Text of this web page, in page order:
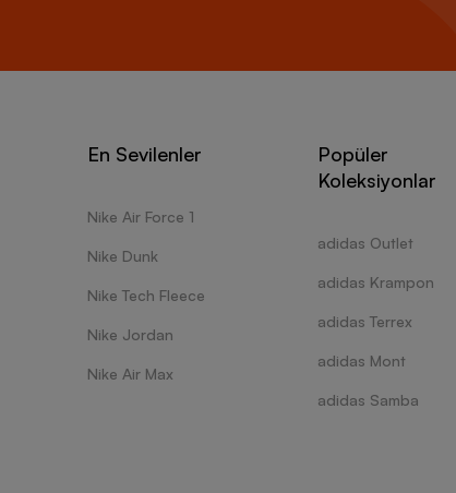
En Sevilenler
Nike Air Force 1
Nike Dunk
Nike Tech Fleece
Nike Jordan
Nike Air Max
Popüler
Koleksiyonlar
adidas Outlet
adidas Krampon
adidas Terrex
adidas Mont
adidas Samba